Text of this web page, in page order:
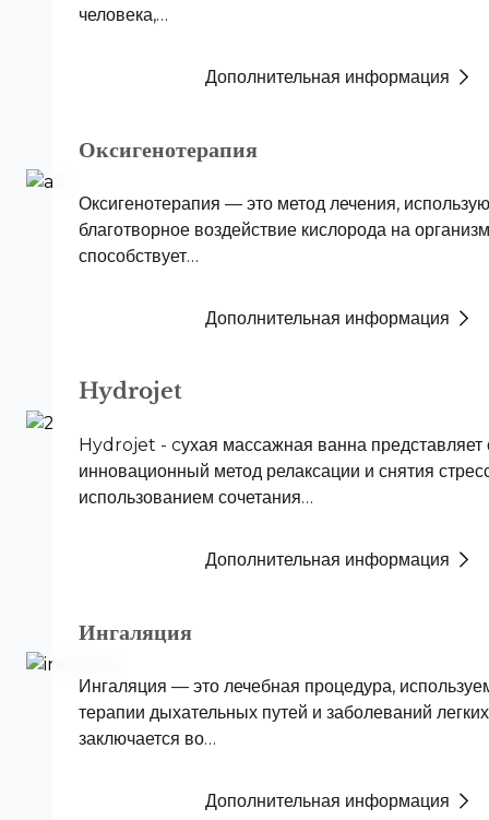
человека,…
Дополнительная информация
Оксигенотерапия
Оксигенотерапия — это метод лечения,
благотворное воздействие кислорода на
способствует…
Дополнительная информация
Hydrojet
Hydrojet - cухая массажная ванна представляет
инновационный метод релаксации и снятия
использованием сочетания…
Дополнительная информация
Ингаляция
Ингаляция — это лечебная процедура,
терапии дыхательных путей и заболеваний
заключается во…
Дополнительная информация